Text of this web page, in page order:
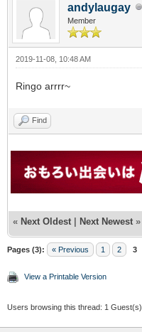
andylaugay
Member
2019-11-08, 10:48 AM
Ringo arrrr~
Find
« Next Oldest | Next Newest »
Pages (3): « Previous 1 2 3
View a Printable Version
Users browsing this thread: 1 Guest(s)